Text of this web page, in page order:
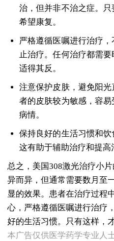
治，但并非不治之症。
希望康复。
严格遵循医嘱进行治疗
止治疗。任何治疗都需
适得其反。
注意保护皮肤，避免阳
者的皮肤较为敏感，容
病情。
保持良好的生活习惯和饮
这有助于辅助治疗和提高
总之，美国308激光治疗小
异而异，但通常需要数月至
显的效果。患者在治疗过程
心，严格遵循医嘱进行治疗
好的生活习惯。只有这样，
本广告仅供医学药学专业人
女性白斑康复